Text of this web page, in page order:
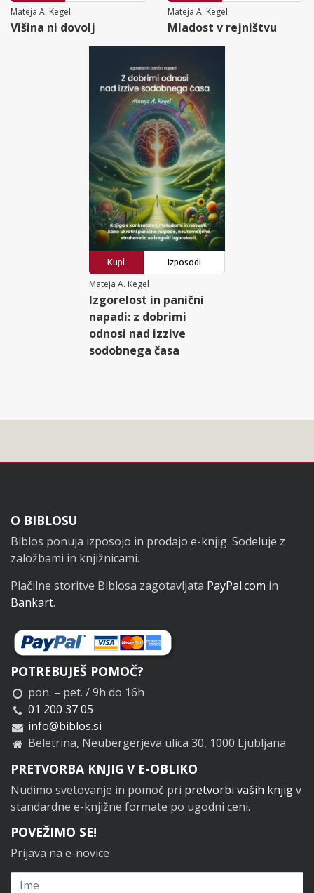
Mateja A. Kegel
Višina ni dovolj
Mateja A. Kegel
Mladost v rejništvu
Kupi
Izposodi
Mateja A. Kegel
Izgorelost in panični
napadi: z dobrimi
odnosi nad izzive
sodobnega časa
Noga
O BIBLOSU
Biblos ponuja izposojo in prodajo e-knjig. Sodeluje z
založbami in knjižnicami.
Plačilne storitve Biblosa zagotavljata PayPal.com in
Bankart.
POTREBUJEŠ POMOČ?
pon. – pet. / 9h do 16h
01 200 37 05
info@biblos.si
Beletrina, Neubergerjeva ulica 30, 1000 Ljubljana
PRETVORBA KNJIG V E-OBLIKO
Nudimo svetovanje in pomoč pri pretvorbi vaših knjigv
standardne e-knjižne formate po ugodni ceni.
POVEŽIMO SE!
Prijava na e-novice